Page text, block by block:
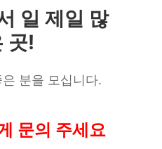
일 제일 많
곳!
분을 모십니다.
문의 주세요